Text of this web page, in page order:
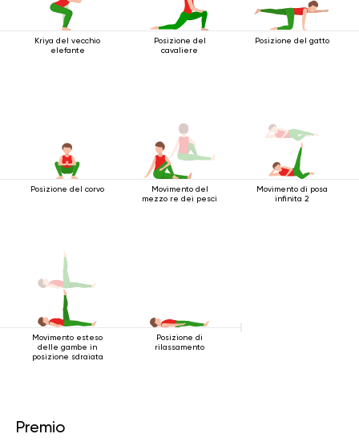
Kriya del vecchio
elefante
Posizione del
cavaliere
Posizione del gatto
Posizione del corvo
Movimento del
mezzo re dei pesci
Movimento di posa
infinita 2
Movimento esteso
delle gambe in
posizione sdraiata
Posizione di
rilassamento
Premio